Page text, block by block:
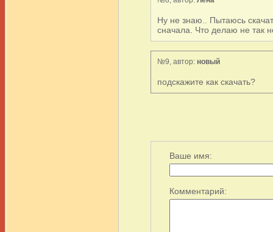
Ну не знаю.. Пытаюсь
сначала. Что делаю не так
№9, автор: новый
подскажите как скачать?
Ваше имя:
Комментарий: